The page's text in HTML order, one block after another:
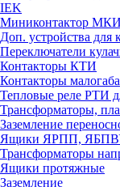
IEK
Миниконтактор МКИ
Доп. устройства для
Переключатели
Контакторы КТИ
Контакторы
Тепловые реле РTИ
Трансформаторы,
Заземление
Ящики ЯРПП,
Трансформаторы
Ящики протяжные
Заземление